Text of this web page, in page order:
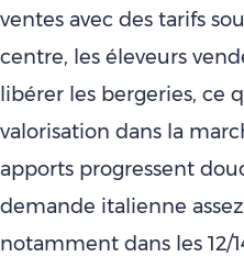
ventes avec des tarifs
centre, les éleveurs
libérer les bergeries, ce
valorisation dans la
apports progressent
demande italienne
notamment dans les 12/